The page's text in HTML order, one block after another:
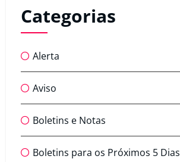
Categorias
Alerta
Aviso
Boletins e Notas
Boletins para os Próximos 5 Dias